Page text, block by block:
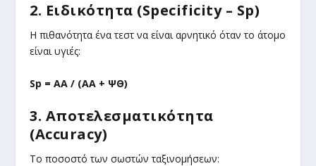
2. Ειδικότητα (Specificity – Sp)
Η πιθανότητα ένα τεστ να είναι αρνητικό όταν το άτομο
είναι υγιές:
Sp = ΑΑ / (ΑΑ + ΨΘ)
3. Αποτελεσματικότητα
(Accuracy)
Το ποσοστό των σωστών ταξινομήσεων: